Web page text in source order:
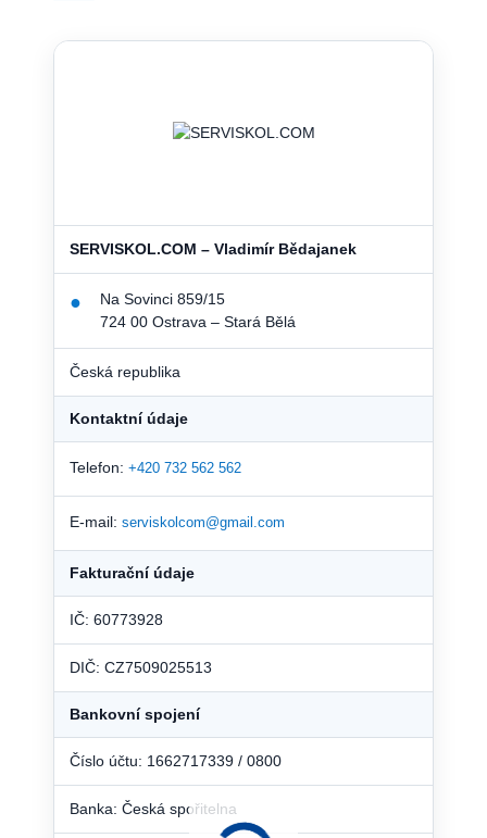
SERVISKOL.COM – Vladimír Bědajanek
●
Na Sovinci 859/15
724 00 Ostrava – Stará Bělá
Česká republika
Kontaktní údaje
Telefon: +420 732 562 562
E-mail: serviskolcom@gmail.com
Fakturační údaje
IČ: 60773928
DIČ: CZ7509025513
Bankovní spojení
Číslo účtu: 1662717339 / 0800
Banka: Česká spořitelna